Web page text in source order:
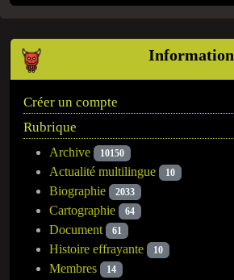
Information
Créer un compte
Rubrique
Archive 10150
Actualité multilingue 10
Biographie 2033
Cartographie 64
Document 61
Histoire effrayante 10
Membres 14